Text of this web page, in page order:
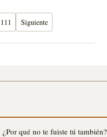
111 Siguiente
qué no te fuiste tú también?